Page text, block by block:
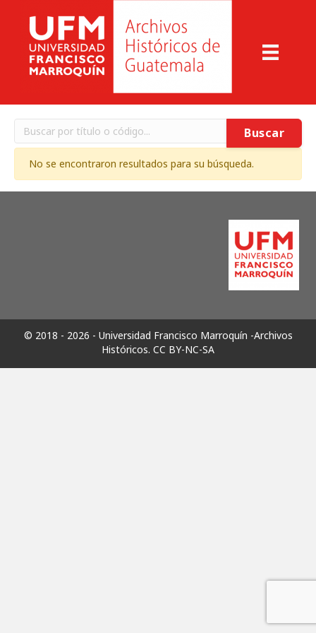
Buscar
No se encontraron resultados para su búsqueda.
© 2018 - 2026 - Universidad Francisco Marroquín -Archivos
Históricos. CC BY-NC-SA